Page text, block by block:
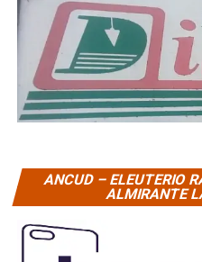
ANCUD – ELEUTERIO
ALMIRANTE